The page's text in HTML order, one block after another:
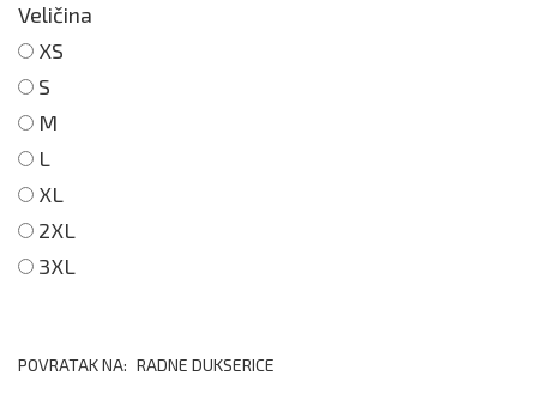
Veličina
XS
S
M
L
XL
2XL
3XL
POVRATAK NA: RADNE DUKSERICE